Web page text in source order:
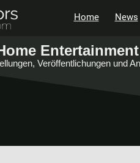
Home News
Entertainment
Veröffentlichungen und